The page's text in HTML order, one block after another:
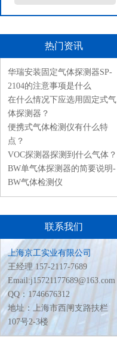
热门资讯
华瑞安装固定气体探测器SP-
2104的注意事项是什么
在什么情况下应选用固定式气
体探测器？
便携式气体检测仪有什么特
点？
VOC探测器探测到什么气体？
BW单气体探测器的简要说明-
BW气体检测仪
联系我们
上海京工实业有限公司
王经理 157-2117-7689
Email:j15721177689@163.com
QQ：1746676312
地址：上海市西闸支路扶栏
107号2-3楼